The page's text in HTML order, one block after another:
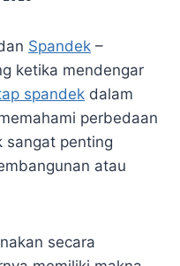
Spandek –
ketika mendengar
spandek dalam
perbedaan
sangat penting
atau
secara